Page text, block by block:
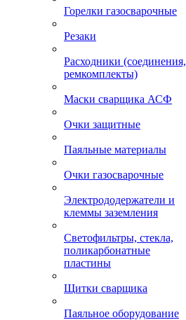
Горелки газосварочные
Резаки
Расходники (соединения,
ремкомплекты)
Маски сварщика АСФ
Очки защитные
Паяльные материалы
Очки газосварочные
Электрододержатели и
клеммы заземления
Светофильтры, стекла,
поликарбонатные
пластины
Щитки сварщика
Паяльное оборудование